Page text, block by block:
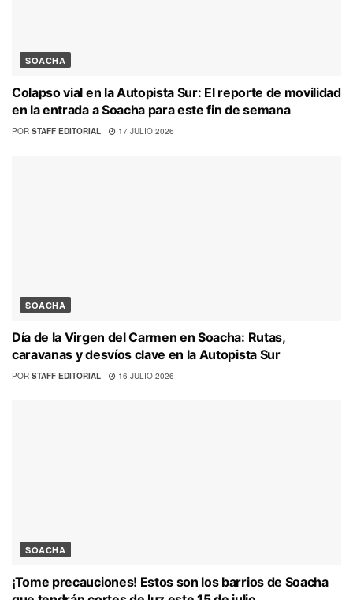
SOACHA
Colapso vial en la Autopista Sur: El reporte de movilidad
en la entrada a Soacha para este fin de semana
POR STAFF EDITORIAL 17 JULIO 2026
SOACHA
Día de la Virgen del Carmen en Soacha: Rutas,
caravanas y desvíos clave en la Autopista Sur
POR STAFF EDITORIAL 16 JULIO 2026
SOACHA
¡Tome precauciones! Estos son los barrios de Soacha